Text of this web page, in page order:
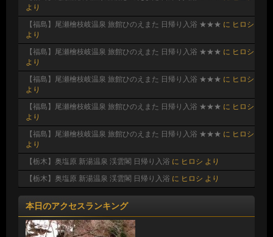
より
【福島】尾瀬檜枝岐温泉 旅館ひのえまた 日帰り入浴 ★★★ に ヒロシ
より
【福島】尾瀬檜枝岐温泉 旅館ひのえまた 日帰り入浴 ★★★ に ヒロシ
より
【福島】尾瀬檜枝岐温泉 旅館ひのえまた 日帰り入浴 ★★★ に ヒロシ
より
【福島】尾瀬檜枝岐温泉 旅館ひのえまた 日帰り入浴 ★★★ に ヒロシ
より
【福島】尾瀬檜枝岐温泉 旅館ひのえまた 日帰り入浴 ★★★ に ヒロシ
より
【栃木】奥塩原 新湯温泉 渓雲閣 日帰り入浴 に ヒロシ より
【栃木】奥塩原 新湯温泉 渓雲閣 日帰り入浴 に ヒロシ より
本日のアクセスランキング